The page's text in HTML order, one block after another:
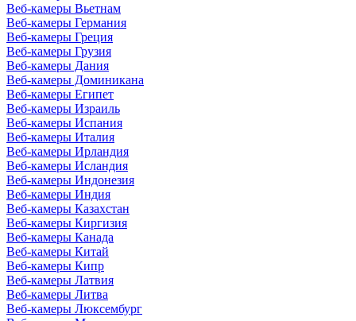
Веб-камеры Вьетнам
Веб-камеры Германия
Веб-камеры Греция
Веб-камеры Грузия
Веб-камеры Дания
Веб-камеры Доминикана
Веб-камеры Египет
Веб-камеры Израиль
Веб-камеры Испания
Веб-камеры Италия
Веб-камеры Ирландия
Веб-камеры Исландия
Веб-камеры Индонезия
Веб-камеры Индия
Веб-камеры Казахстан
Веб-камеры Киргизия
Веб-камеры Канада
Веб-камеры Китай
Веб-камеры Кипр
Веб-камеры Латвия
Веб-камеры Литва
Веб-камеры Люксембург